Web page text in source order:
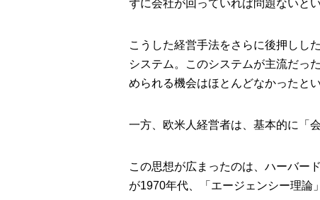
ずに会社が回っていれば問題ないと
こうした経営手法をさらに後押しし
システム。このシステムが主流だっ
められる機会はほとんどなかったとい
一方、欧米人経営者は、基本的に「
この思想が広まったのは、ハーバー
が1970年代、「エージェンシー理論